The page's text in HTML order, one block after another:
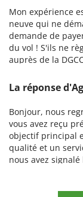
Qualité / Prix
Facilité de montage
Emballage
Mon expérience
neuve qui ne
demande de
du vol ! S'ils ne
auprès de la
La réponse
Bonjour, nous
vous avez reçu
objectif principal
qualité et un
nous avez
consistait à nous